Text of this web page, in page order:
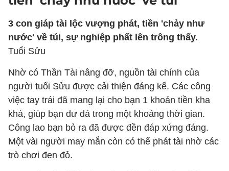
3 con giáp tài lộc vượng phát, tiền 'chảy như
nước' về túi, sự nghiệp phất lên trông thấy.
Tuổi Sửu
Nhờ có Thần Tài nâng đỡ, nguồn tài chính của
người tuổi Sửu được cải thiện đáng kể. Các công
việc tay trái đã mang lại cho bạn 1 khoản tiền kha
khá, giúp bạn dư dả trong một khoảng thời gian.
Công lao bạn bỏ ra đã được đền đáp xứng đáng.
Một vài người may mắn còn có thể phát tài nhờ các
trò chơi đen đỏ.